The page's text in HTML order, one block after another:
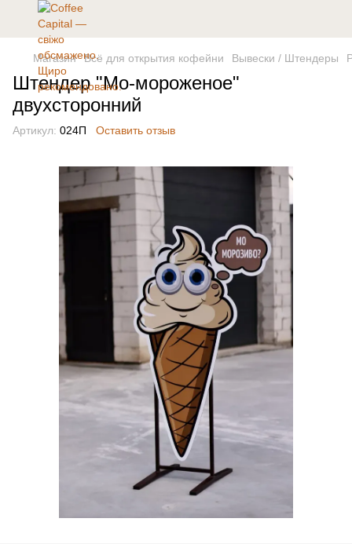
Магазин Всё для открытия кофейни Вывески / Штендеры
Штендер "Мо-мороженое"
двухсторонний
Артикул: 024П Оставить отзыв